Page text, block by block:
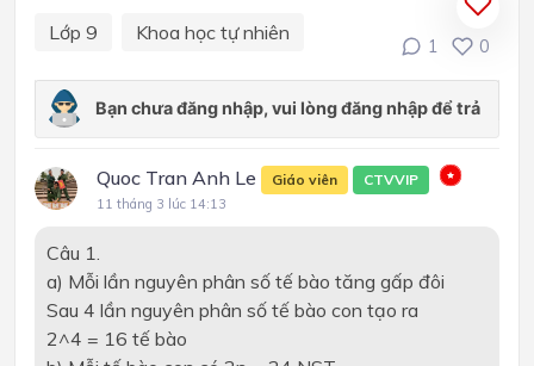
Lớp 9 Khoa học tự nhiên
1 0
Quoc Tran Anh Le Giáo viên CTVVIP
11 tháng 3 lúc 14:13
Câu 1.
a) Mỗi lần nguyên phân số tế bào tăng gấp đôi
Sau 4 lần nguyên phân số tế bào con tạo ra
2^4 = 16 tế bào